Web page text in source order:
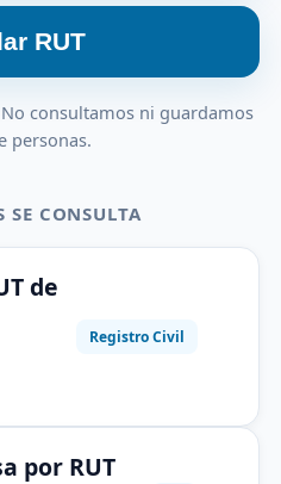
RUT
consultamos ni guardamos
personas.
SE CONSULTA
de
Registro Civil
por RUT